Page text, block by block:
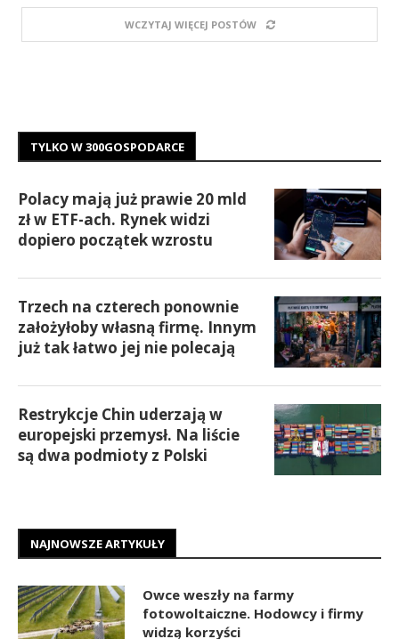
WCZYTAJ WIĘCEJ POSTÓW
TYLKO W 300GOSPODARCE
Polacy mają już prawie 20 mld
zł w ETF-ach. Rynek widzi
dopiero początek wzrostu
Trzech na czterech ponownie
założyłoby własną firmę. Innym
już tak łatwo jej nie polecają
Restrykcje Chin uderzają w
europejski przemysł. Na liście
są dwa podmioty z Polski
NAJNOWSZE ARTYKUŁY
Owce weszły na farmy
fotowoltaiczne. Hodowcy i firmy
widzą korzyści